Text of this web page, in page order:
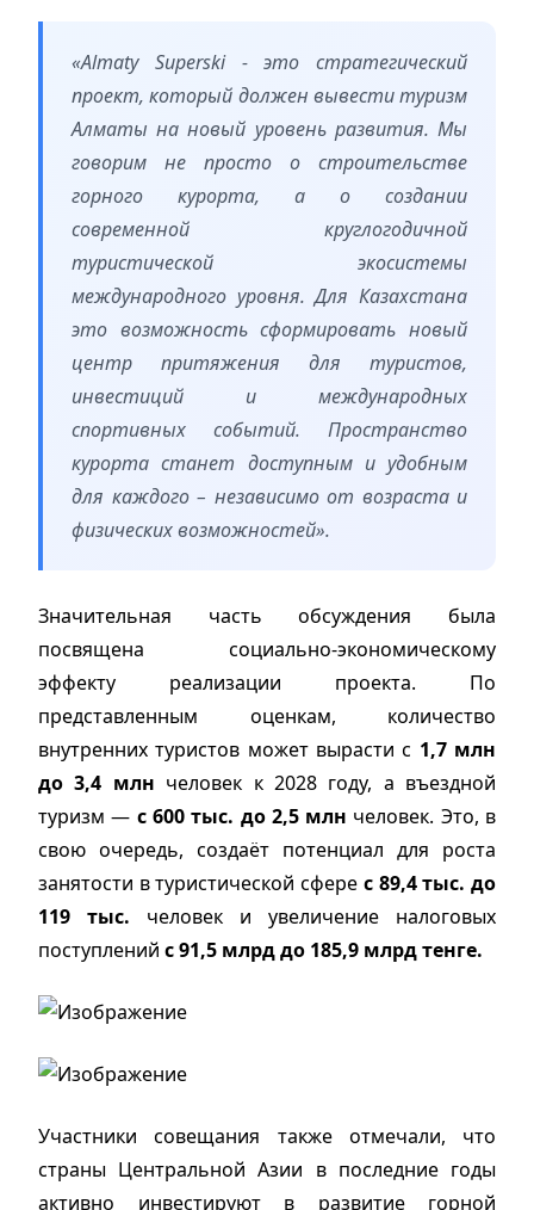
«Almaty Superski - это стратегический
проект, который должен вывести туризм
Алматы на новый уровень развития. Мы
говорим не просто о строительстве
горного курорта, а о создании
современной круглогодичной
туристической экосистемы
международного уровня. Для Казахстана
это возможность сформировать новый
центр притяжения для туристов,
инвестиций и международных
спортивных событий. Пространство
курорта станет доступным и удобным
для каждого – независимо от возраста и
физических возможностей».
Значительная часть обсуждения была
посвящена социально-экономическому
эффекту реализации проекта. По
представленным оценкам, количество
внутренних туристов может вырасти с 1,7 млн
до 3,4 млн человек к 2028 году, а въездной
туризм — с 600 тыс. до 2,5 млн человек. Это, в
свою очередь, создаёт потенциал для роста
занятости в туристической сфере с 89,4 тыс. до
119 тыс. человек и увеличение налоговых
поступлений с 91,5 млрд до 185,9 млрд тенге.
Участники совещания также отмечали, что
страны Центральной Азии в последние годы
активно инвестируют в развитие горной